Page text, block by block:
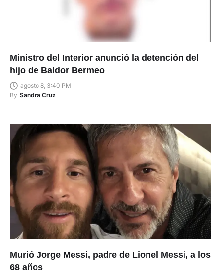
Ministro del Interior anunció la detención del
hijo de Baldor Bermeo
agosto 8, 3:40 PM
By Sandra Cruz
Murió Jorge Messi, padre de Lionel Messi, a los
68 años